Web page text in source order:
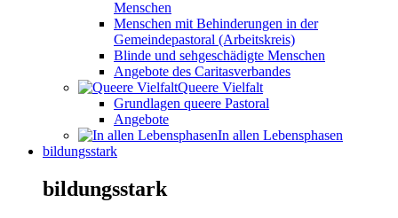
Menschen
Menschen mit Behinderungen in der
Gemeindepastoral (Arbeitskreis)
Blinde und sehgeschädigte Menschen
Angebote des Caritasverbandes
Queere Vielfalt
Grundlagen queere Pastoral
Angebote
In allen Lebensphasen
bildungsstark
bildungsstark